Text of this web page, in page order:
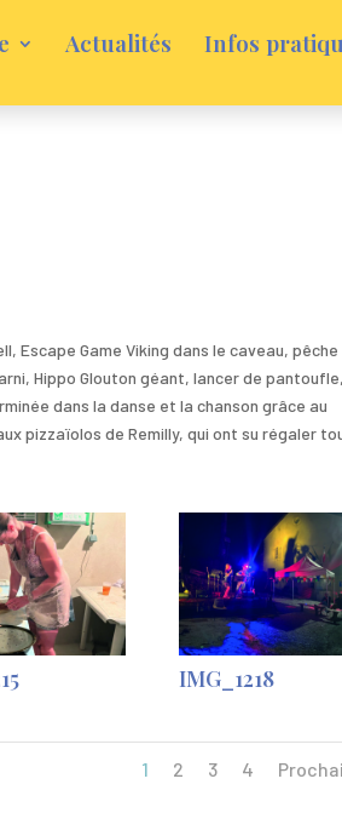
Actualités Infos
Escape Game Viking dans le caveau, pêche
Hippo Glouton géant, lancer de
dans la danse et la chanson grâce au
pizzaïolos de Remilly, qui ont su régaler
IMG_1218
1 2 3 4